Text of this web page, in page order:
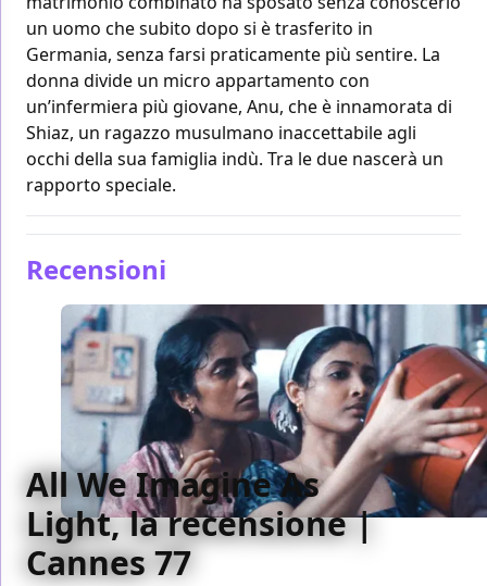
un uomo che subito dopo si è trasferito in
Germania, senza farsi praticamente più sentire. La
donna divide un micro appartamento con
un’infermiera più giovane, Anu, che è innamorata di
Shiaz, un ragazzo musulmano inaccettabile agli
occhi della sua famiglia indù. Tra le due nascerà un
rapporto speciale.
Recensioni
All We Imagine As
Light, la recensione |
Cannes 77